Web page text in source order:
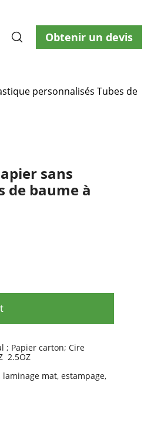
Nous contacterObtenir un devis
personnalisés Tubes de
sans
de baume à
; Papier carton; Cire
2.5OZ
mat, estampage,